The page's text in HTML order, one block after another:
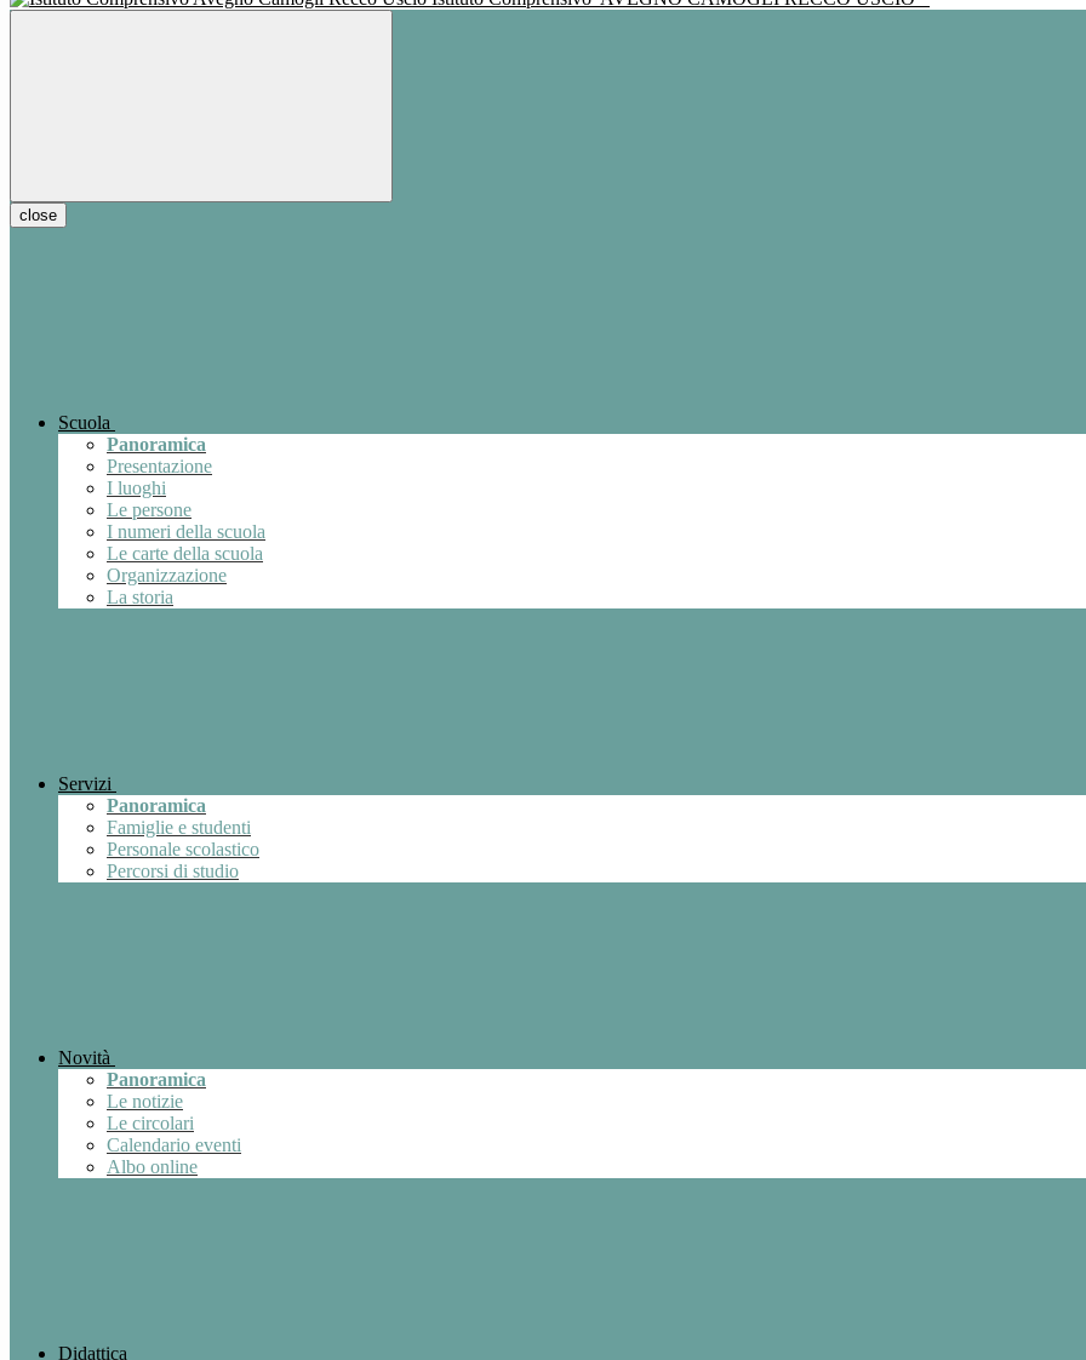
close
Scuola
Panoramica
Presentazione
I luoghi
Le persone
I numeri della scuola
Le carte della scuola
Organizzazione
La storia
Servizi
Panoramica
Famiglie e studenti
Personale scolastico
Percorsi di studio
Novità
Panoramica
Le notizie
Le circolari
Calendario eventi
Albo online
Didattica